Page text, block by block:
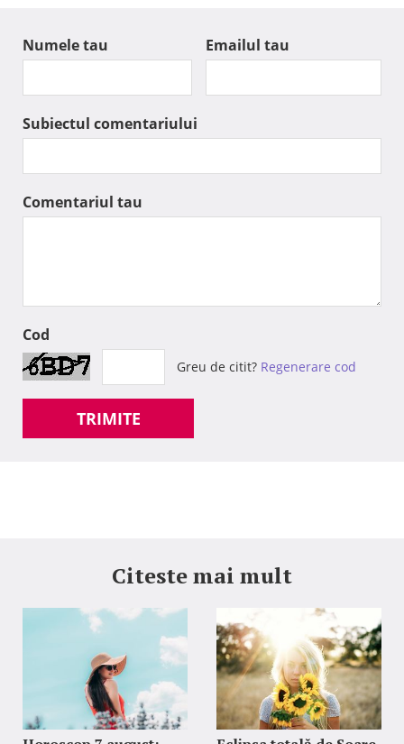
Numele tau Emailul tau
Subiectul comentariului
Comentariul tau
Cod
Greu de citit? Regenerare cod
TRIMITE
Citeste mai mult